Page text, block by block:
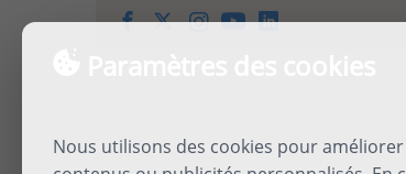
Nous utilisons des cookies pour